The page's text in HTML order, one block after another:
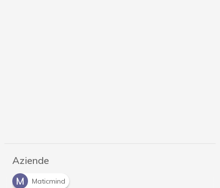
Aziende
M
Maticmind